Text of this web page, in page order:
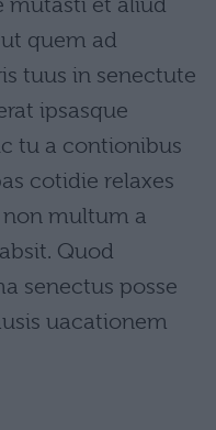
quem ad
tuus in senectute
ipsasque
tu a contionibus
cotidie relaxes
multum a
Quod
senectus posse
uacationem